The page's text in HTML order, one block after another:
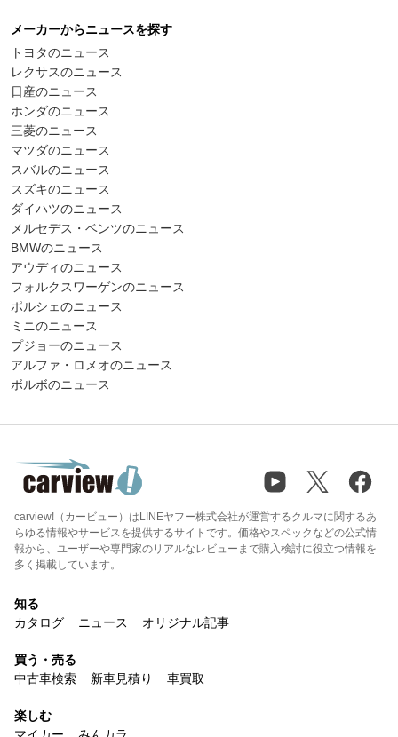
メーカーからニュースを探す
トヨタのニュース
レクサスのニュース
日産のニュース
ホンダのニュース
三菱のニュース
マツダのニュース
スバルのニュース
スズキのニュース
ダイハツのニュース
メルセデス・ベンツのニュース
BMWのニュース
アウディのニュース
フォルクスワーゲンのニュース
ポルシェのニュース
ミニのニュース
プジョーのニュース
アルファ・ロメオのニュース
ボルボのニュース
carview!（カービュー）はLINEヤフー株式会社が運営するクルマに関するあ
らゆる情報やサービスを提供するサイトです。価格やスペックなどの公式情
報から、ユーザーや専門家のリアルなレビューまで購入検討に役立つ情報を
多く掲載しています。
知る
カタログ
ニュース オリジナル記事
買う・売る
中古車検索
新車見積り 車買取
楽しむ